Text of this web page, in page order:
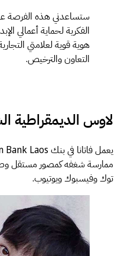
ستساعدني هذه الفرصة
الفكرية لحماية أعمالي
هوية قوية لعلامتي
التعاون والترخيص.
لاوس الديمقراطية
ممارسة شغفه كمصور مستقل
توك وفيسبوك ويوتيوب.